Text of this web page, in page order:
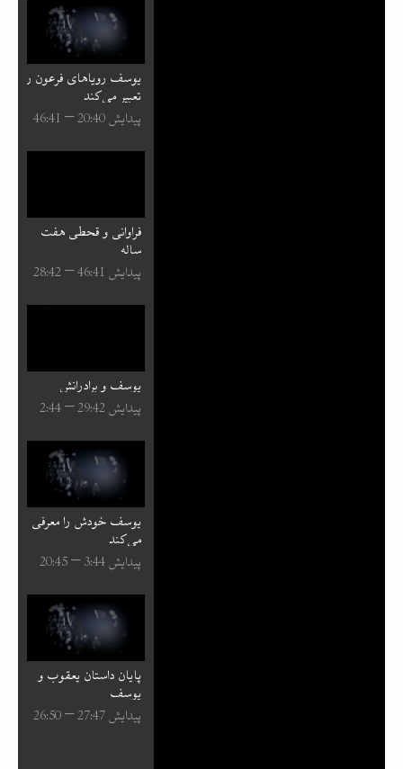
یوسف رویاهای فرعون را
تعبیر می‌کند
پیدایش 40:⁧20⁩ – 41:⁧46⁩
فراوانی و قحطی هفت
ساله
پیدایش 41:⁧46⁩ – 42:⁧28⁩
یوسف و برادرانش
پیدایش 42:⁧29⁩ – 44:⁧2⁩
یوسف خودش را معرفی
می‌کند
پیدایش 44:⁧3⁩ – 45:⁧20⁩
پایان داستان یعقوب و
یوسف
پیدایش 47:⁧27⁩ – 50:⁧26⁩